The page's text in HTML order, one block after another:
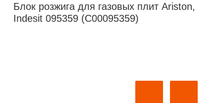
Блок розжига для газовых плит Ariston,
Indesit 095359 (C00095359)